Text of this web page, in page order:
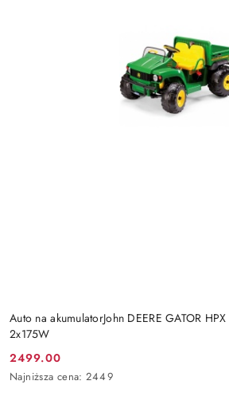
Auto na akumulatorJohn DEERE GATOR
2x175W
Cena
promocyjna:
2499.00
Najniższa
Najniższa cena: 2449